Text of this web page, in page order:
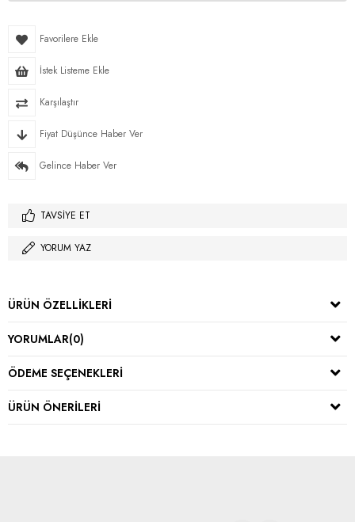
Favorilere Ekle
İstek Listeme Ekle
Karşılaştır
Fiyat Düşünce Haber Ver
Gelince Haber Ver
TAVSIYE ET
YORUM YAZ
ÜRÜN ÖZELLIKLERI
YORUMLAR(0)
ÖDEME SEÇENEKLERI
ÜRÜN ÖNERILERI